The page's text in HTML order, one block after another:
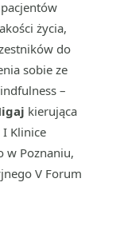
życia,
do
sobie ze
–
kierująca
I Klinice
w Poznaniu,
V Forum